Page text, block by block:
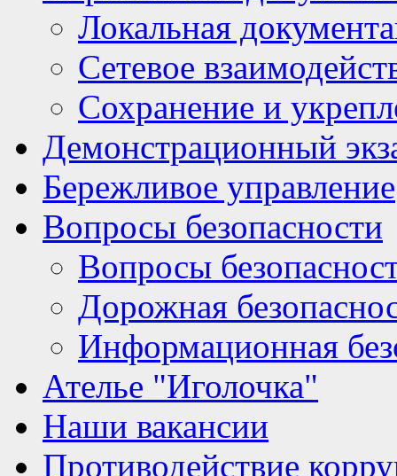
Локальная
Сетевое
Сохранение и
Демонстрационный
Бережливое управление
Вопросы безопасности
Вопросы
Дорожная
Информационная
Ателье "Иголочка"
Наши вакансии
Противодействие